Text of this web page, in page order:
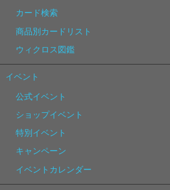
カード検索
商品別カードリスト
ウィクロス図鑑
イベント
公式イベント
ショップイベント
特別イベント
キャンペーン
イベントカレンダー